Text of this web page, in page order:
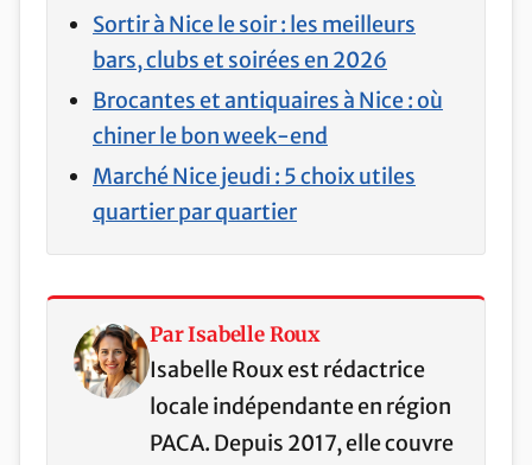
Sortir à Nice le soir : les meilleurs
bars, clubs et soirées en 2026
Brocantes et antiquaires à Nice : où
chiner le bon week-end
Marché Nice jeudi : 5 choix utiles
quartier par quartier
Par Isabelle Roux
Isabelle Roux est rédactrice
locale indépendante en région
PACA. Depuis 2017, elle couvre